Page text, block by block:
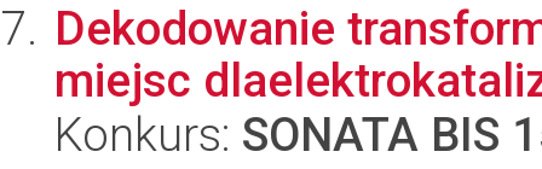
Dekodowanie
miejsc
Konkurs: SONATA BIS